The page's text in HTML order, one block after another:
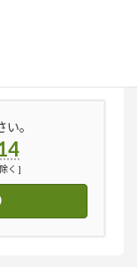
。
く ]